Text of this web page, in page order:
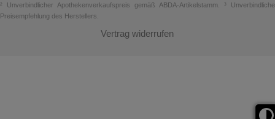
² Unverbindlicher Apothekenverkaufspreis gemäß ABDA-Artikelstamm. ³ Unverbindliche
Preisempfehlung des Herstellers.
Vertrag widerrufen